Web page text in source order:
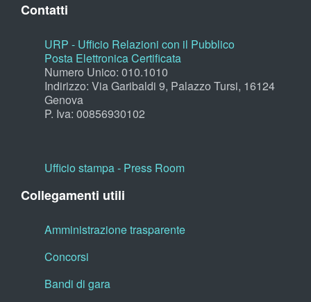
Contatti
URP - Ufficio Relazioni con il Pubblico
Posta Elettronica Certificata
Numero Unico: 010.1010
Indirizzo: Via Garibaldi 9, Palazzo Tursi, 16124
Genova
P. Iva: 00856930102
Ufficio stampa - Press Room
Collegamenti utili
Amministrazione trasparente
Concorsi
Bandi di gara